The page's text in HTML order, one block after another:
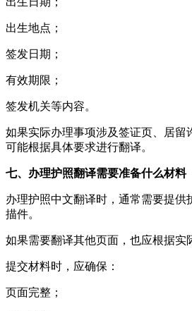
出生地点；
签发日期；
有效期限；
签发机关等内容。
如果实际办理事项涉及签证页、居留
可能根据具体要求进行翻译。
七、办理护照翻译需要准备什么材料
办理护照中文翻译时，通常需要提供
描件。
如果需要翻译其他页面，也应根据实
提交材料时，应确保：
页面完整；